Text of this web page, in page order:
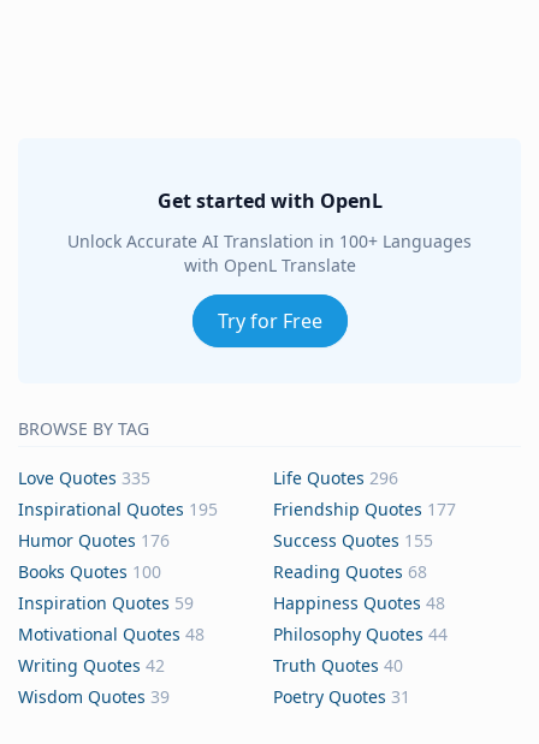
Get started with OpenL
Unlock Accurate AI Translation in 100+ Languages
with OpenL Translate
Try for Free
BROWSE BY TAG
Love Quotes 335 Life Quotes 296
Inspirational Quotes 195 Friendship Quotes 177
Humor Quotes 176 Success Quotes 155
Books Quotes 100 Reading Quotes 68
Inspiration Quotes 59 Happiness Quotes 48
Motivational Quotes 48 Philosophy Quotes 44
Writing Quotes 42 Truth Quotes 40
Wisdom Quotes 39 Poetry Quotes 31